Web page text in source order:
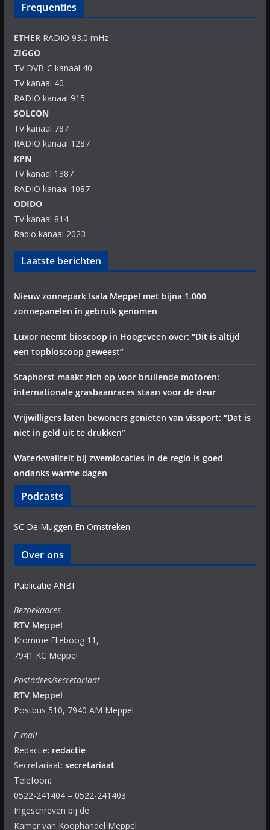
Frequenties
ETHERRADIO 93.0 mHz
ZIGGO
TV DVB-C kanaal 40
TV kanaal 40
RADIO kanaal 915
SOLCON
TV kanaal 787
RADIO kanaal 1287
KPN
TV kanaal 1387
RADIO kanaal 1087
ODIDO
TV kanaal 814
Radio kanaal 2023
Laatste berichten
Nieuw zonnepark Isala Meppel met bijna 1.000
zonnepanelen in gebruik genomen
Luxor neemt bioscoop in Hoogeveen over: “Dit is altijd
een topbioscoop geweest”
Staphorst maakt zich op voor brullende motoren:
internationale grasbaanraces staan voor de deur
Vrijwilligers laten bewoners genieten van vissport: “Dat is
niet in geld uit te drukken”
Waterkwaliteit bij zwemlocaties in de regio is goed
ondanks warme dagen
Podcasts
SC De Muggen En Omstreken
Over ons
Publicatie ANBI
Bezoekadres
RTV Meppel
Kromme Elleboog 11,
7941 KC Meppel
Postadres/secretariaat
RTV Meppel
Postbus 510, 7940 AM Meppel
E-mail
Redactie: redactie
Secretariaat: secretariaat
Telefoon:
0522-241404 – 0522-241403
Ingeschreven bij de
Kamer van Koophandel Meppel